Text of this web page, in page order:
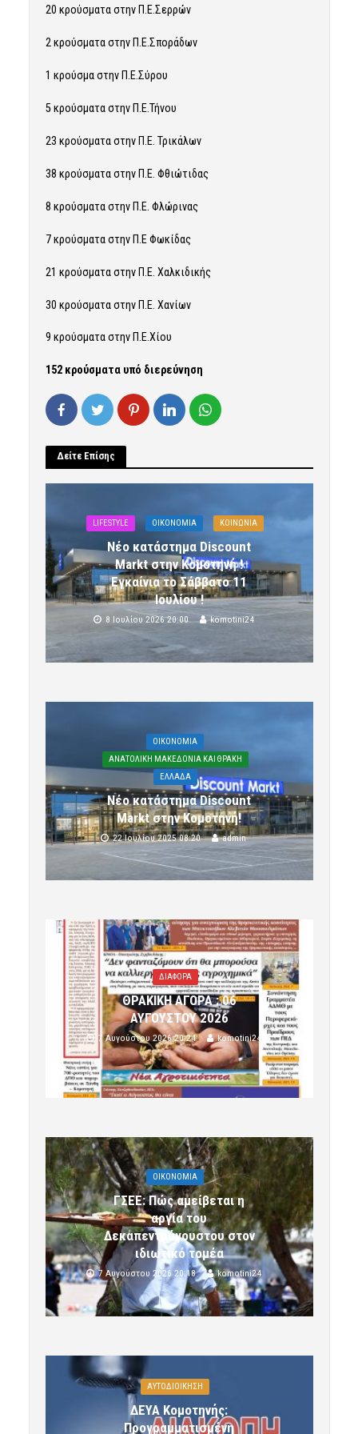
20 κρούσματα στην Π.Ε.Σερρών
2 κρούσματα στην Π.Ε.Σποράδων
1 κρούσμα στην Π.Ε.Σύρου
5 κρούσματα στην Π.Ε.Τήνου
23 κρούσματα στην Π.Ε. Τρικάλων
38 κρούσματα στην Π.Ε. Φθιώτιδας
8 κρούσματα στην Π.Ε. Φλώρινας
7 κρούσματα στην Π.Ε Φωκίδας
21 κρούσματα στην Π.Ε. Χαλκιδικής
30 κρούσματα στην Π.Ε. Χανίων
9 κρούσματα στην Π.Ε.Χίου
152 κρούσματα υπό διερεύνηση
Δείτε Επίσης
LIFESTYLE OIKONOMIA ΚΟΙΝΩΝΙΑ
Νέο κατάστημα Discount
Markt στην Κομοτηνή !
Εγκαίνια το Σάββατο 11
Ιουλίου !
8 Ιουλίου 2026 20:00 komotini24
OIKONOMIA
ΑΝΑΤΟΛΙΚΗ ΜΑΚΕΔΟΝΙΑ ΚΑΙ ΘΡΑΚΗ
ΕΛΛΑΔΑ
Νέο κατάστημα Discount
Markt στην Κομοτηνή!
22 Ιουλίου 2025 08:20 admin
ΔΙΑΦΟΡΑ
ΘΡΑΚΙΚΗ ΑΓΟΡΑ : 06
ΑΥΓΟΥΣΤΟΥ 2026
7 Αυγούστου 2026 20:24 komotini24
OIKONOMIA
ΓΣΕΕ: Πώς αμείβεται η
αργία του
Δεκαπενταύγουστου στον
ιδιωτικό τομέα
7 Αυγούστου 2026 20:18 komotini24
ΑΥΤΟΔΙΟΙΚΗΣΗ
ΔΕΥΑ Κομοτηνής:
Προγραμματισμένη